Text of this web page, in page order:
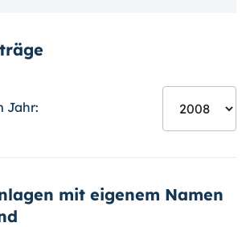
Jahr:
mit eigenem Namen